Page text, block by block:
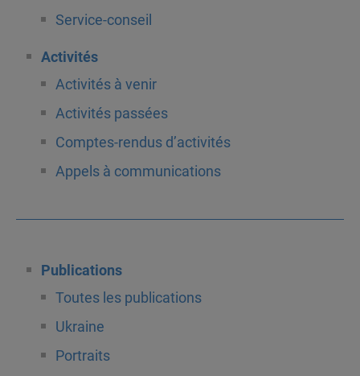
Service-conseil
Activités
Activités à venir
Activités passées
Comptes-rendus d’activités
Appels à communications
Publications
Toutes les publications
Ukraine
Portraits